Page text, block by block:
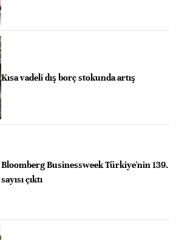
Kısa vadeli dış borç stokunda artış
Bloomberg Businessweek Türkiye'nin 139.
sayısı çıktı